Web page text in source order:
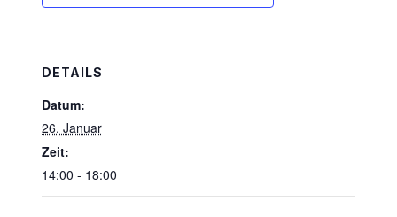
DETAILS
Datum:
26. Januar
Zeit:
14:00 - 18:00